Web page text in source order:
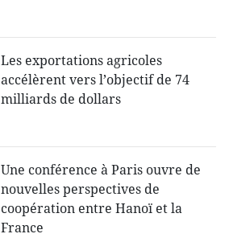
Les exportations agricoles
accélèrent vers l’objectif de 74
milliards de dollars
Une conférence à Paris ouvre de
nouvelles perspectives de
coopération entre Hanoï et la
France